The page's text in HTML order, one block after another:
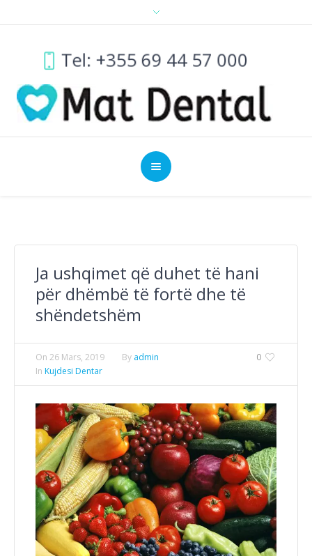
Tel: +355 69 44 57 000
Ja ushqimet që duhet të hani
për dhëmbë të fortë dhe të
shëndetshëm
0
On 26 Mars, 2019 By admin
In Kujdesi Dentar